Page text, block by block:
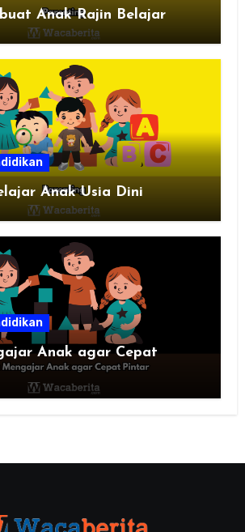
Anak Rajin Belajar
Anak Usia Dini
Anak agar Cepat